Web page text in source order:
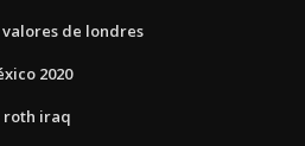
de londres
2020
roth iraq